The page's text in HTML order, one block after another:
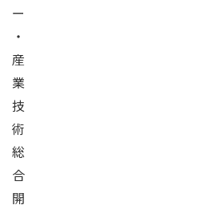
ー
・
産
業
技
術
総
合
開